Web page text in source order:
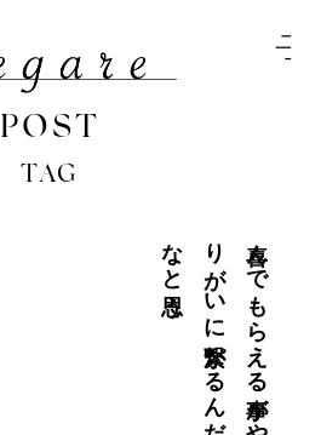
POST
TAG
喜ん
で
も
ら
え
る
事が
や
り
が
い
に
繋が
る
ん
だ
な
と
思う